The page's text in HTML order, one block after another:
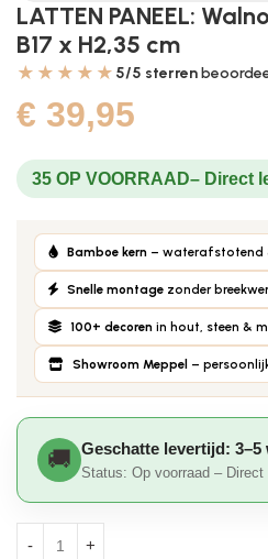
LATTEN PANEEL:
B17 x H2,35 cm
★★★★★ 5/5 sterren
€ 39,95
35 OP VOORRAAD
Bamboe kern – waterafstotend
Snelle montage zonder
100+ decoren in hout, steen &
Showroom Meppel –
Geschatte levertijd: 3–5
Status: Op voorraad – Direct